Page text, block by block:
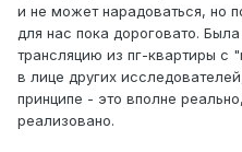
и не может нарадоваться, но
для нас пока дороговато.
трансляцию из пг-квартиры
в лице других
принципе - это вполне
реализовано.